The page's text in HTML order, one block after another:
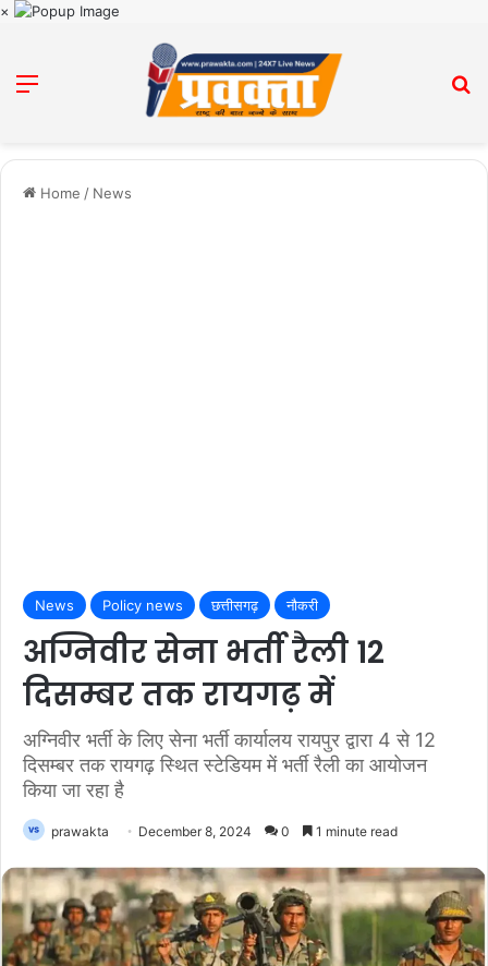
×
Menu
Home / News
News Policy news छत्तीसगढ़ नौकरी
अग्निवीर सेना भर्ती रैली 12
दिसम्बर तक रायगढ़ में
अग्निवीर भर्ती के लिए सेना भर्ती कार्यालय रायपुर द्वारा 4 से 12
दिसम्बर तक रायगढ़ स्थित स्टेडियम में भर्ती रैली का आयोजन
किया जा रहा है
prawakta December 8, 2024 0 1 minute read